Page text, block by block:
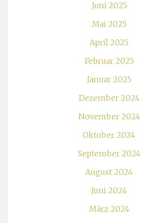
Juni 2025
Mai 2025
April 2025
Februar 2025
Januar 2025
Dezember 2024
November 2024
Oktober 2024
September 2024
August 2024
Juni 2024
März 2024